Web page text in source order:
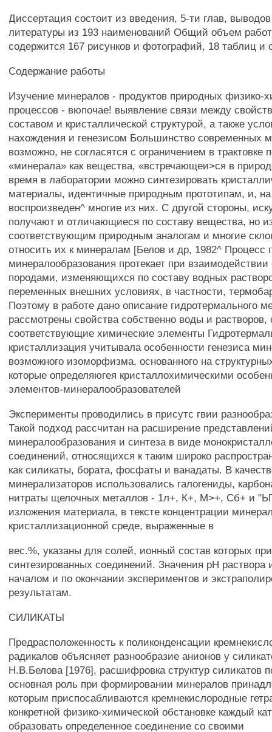
Диссертация состоит из введения, 5-ти глав,
литературы из 193 наименований Общий объем
содержится 167 рисунков и фотографий, 18 таблиц и
Содержание работы
Изучение минералов - продуктов природных физико-
процессов - вюпочае! выявление связи между
составом и кристаллической структурой, а также
нахождения и генезисом Большинство современных
возможно, не согласятся с ограничением в трактовке
«минерала» как вещества, «встречающеи>ся в
время в лаборатории можно синтезировать
материалы, идентичные природным прототипам, и,
воспроизведен^ многие из них. С другой стороны,
получают и отличающиеся по составу вещества, но
соответствующим природным аналогам и многие
относить их к минералам [Белов и др, 1982^ Процесс
минералообразования протекает при
породами, изменяющихся по составу водных
переменных внешних условиях, в частности,
Поэтому в работе дано описание гидротермального
рассмотрены свойства собственно воды и растворов,
соответствующие химические элементы
кристаллизация учитывала особенности генезиса
возможного изоморфизма, основанного на
которые определяюгея кристаллохимическими
элементов-минералообразователей
Эксперименты проводились в присутс гвии
Такой подход рассчитан на расширение
минералообразования и синтеза в виде
соединений, относящихся к таким широко
как силикаты, бората, фосфаты и ванадаты. В
минерализаторов использовались галогениды,
нитраты щелочных металлов - 1л+, К+, М>+, Сб+ и
изложения материала, в тексте концентрации
кристаллизационной среде, выраженные в
вес.%, указаны для солей, ионный состав которых
синтезированных соединений. Значения рН раствора
началом и по окончании экспериментов и
результатам.
СИЛИКАТЫ
Предрасположенность к поликонденсации
радикалов объясняет разнообразие анионов у
Н.В.Белова [1976], расшифровка структур силикатов
основная роль при формировании минералов
которым приспосабливаются кремнекислородные
конкретной физико-химической обстановке каждый
образовать определенное соединение со своими